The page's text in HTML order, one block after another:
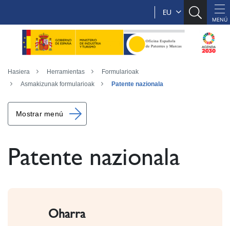
EU
Hasiera Herramientas
Formularioak
Asmakizunak formularioak
Patente nazionala
Mostrar menú
Patente nazionala
Oharra